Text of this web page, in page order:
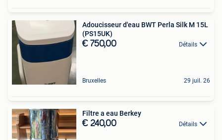
Adoucisseur d'eau BWT Perla Silk M 15L
(PS15UK)
€ 750,00 Détails
Bruxelles 29 juil. 26
Filtre a eau Berkey
€ 240,00 Détails